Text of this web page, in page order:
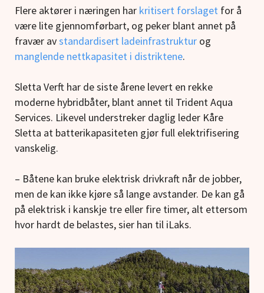
Flere aktører i næringen har kritisert forslaget for å
være lite gjennomførbart, og peker blant annet på
fravær avstandardisert ladeinfrastruktur og
manglende nettkapasitet i distriktene.
Sletta Verft har de siste årene levert en rekke
moderne hybridbåter, blant annet til Trident Aqua
Services. Likevel understreker daglig leder Kåre
Sletta at batterikapasiteten gjør full elektrifisering
vanskelig.
– Båtene kan bruke elektrisk drivkraft når de jobber,
men de kan ikke kjøre så lange avstander. De kan gå
på elektrisk i kanskje tre eller fire timer, alt ettersom
hvor hardt de belastes, sier han til iLaks.